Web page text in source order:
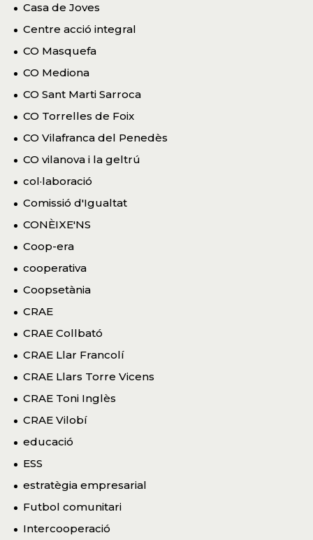
Casa de Joves
Centre acció integral
CO Masquefa
CO Mediona
CO Sant Marti Sarroca
CO Torrelles de Foix
CO Vilafranca del Penedès
CO vilanova i la geltrú
col·laboració
Comissió d'Igualtat
CONÈIXE'NS
Coop-era
cooperativa
Coopsetània
CRAE
CRAE Collbató
CRAE Llar Francolí
CRAE Llars Torre Vicens
CRAE Toni Inglès
CRAE Vilobí
educació
ESS
estratègia empresarial
Futbol comunitari
Intercooperació